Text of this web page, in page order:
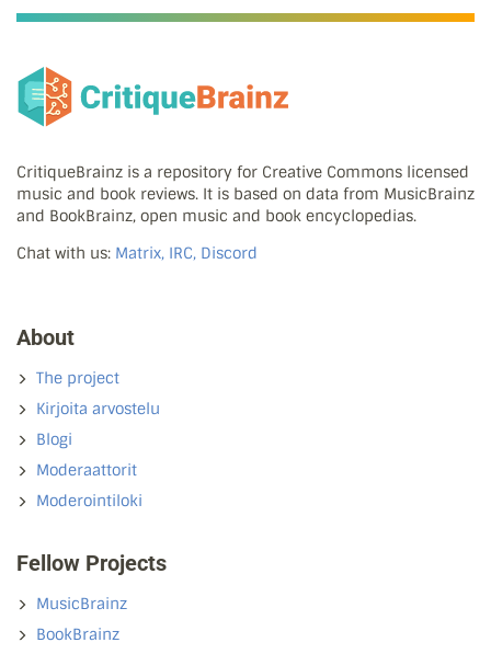
CritiqueBrainz is a repository for Creative Commons licensed
music and book reviews. It is based on data from MusicBrainz
and BookBrainz, open music and book encyclopedias.
Chat with us: Matrix, IRC, Discord
About
The project
Kirjoita arvostelu
Blogi
Moderaattorit
Moderointiloki
Fellow Projects
MusicBrainz
BookBrainz